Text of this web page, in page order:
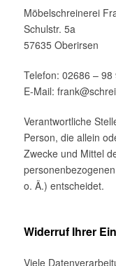
Möbelschreinerei
Schulstr. 5a
57635 Oberirsen
Telefon: 02686 –
E-Mail:
Verantwortliche
Person, die allein
Zwecke und Mittel
o. Ä.) entscheidet.
Widerruf Ihrer
Viele